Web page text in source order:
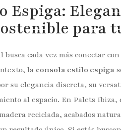
Espiga:
para
cada vez más conectar
la consola estilo espiga
su elegancia discreta, su
al espacio. En Palets Ibiza,
reciclada, acabados